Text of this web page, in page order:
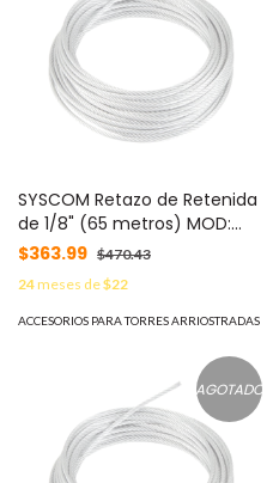
SYSCOM Retazo de Retenida
de 1/8" (65 metros) MOD:
SRET318CAM*65MTS
$363.99 $470.43
24meses de$22
ACCESORIOS PARA TORRES ARRIOSTRADAS
AGOTADO